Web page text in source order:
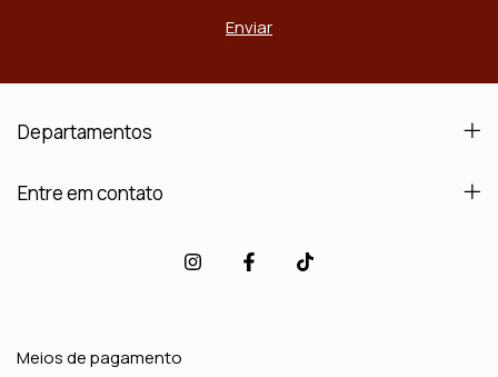
Departamentos
Entre em contato
Meios de pagamento